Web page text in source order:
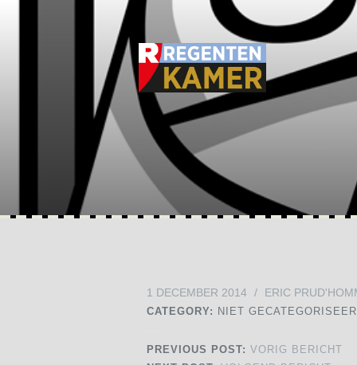
1 DECEMBER 2014 / ERIC
CATEGORY: NIET
PREVIOUS POST: VORIG BERICHT